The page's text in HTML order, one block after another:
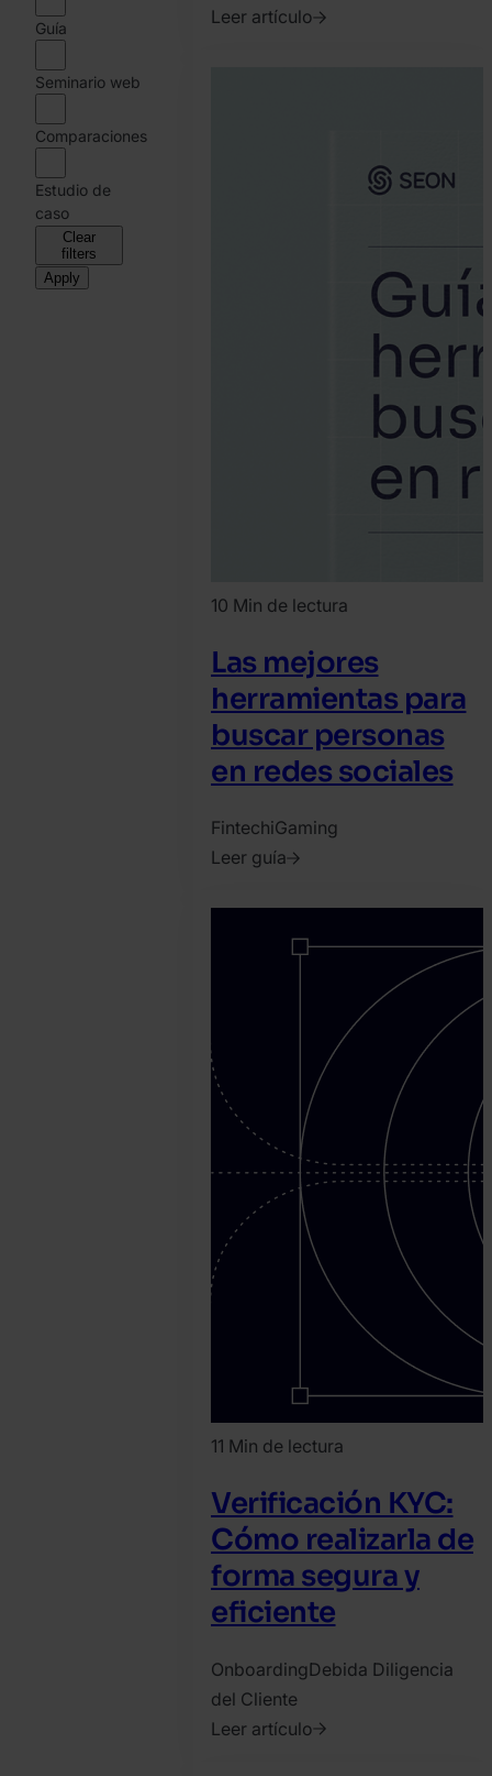
Guía
Seminario web
Comparaciones
Estudio de
caso
Clear
filters
Apply
Leer artículo
10 Min de lectura
Las mejores
herramientas para
buscar personas
en redes sociales
FintechiGaming
Leer guía
11 Min de lectura
Verificación KYC:
Cómo realizarla de
forma segura y
eficiente
OnboardingDebida Diligencia
del Cliente
Leer artículo